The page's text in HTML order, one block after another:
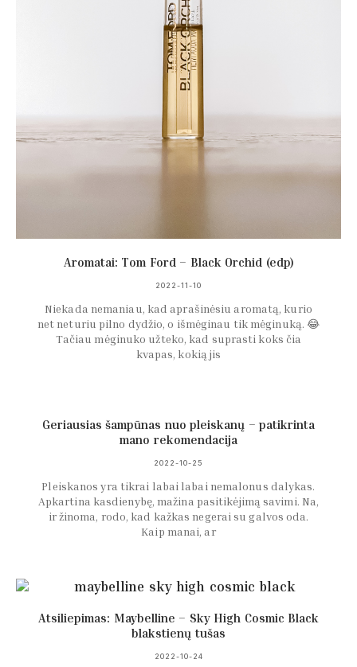
Aromatai: Tom Ford – Black Orchid (edp)
2022-11-10
Niekada nemaniau, kad aprašinėsiu aromatą, kurio
net neturiu pilno dydžio, o išmėginau tik mėginuką. 😂
Tačiau mėginuko užteko, kad suprasti koks čia
kvapas, kokią jis
Geriausias šampūnas nuo pleiskanų – patikrinta
mano rekomendacija
2022-10-25
Pleiskanos yra tikrai labai labai nemalonus dalykas.
Apkartina kasdienybę, mažina pasitikėjimą savimi. Na,
ir žinoma, rodo, kad kažkas negerai su galvos oda.
Kaip manai, ar
Atsiliepimas: Maybelline – Sky High Cosmic Black
blakstienų tušas
2022-10-24